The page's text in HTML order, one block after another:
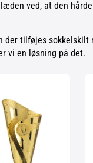
ved, at den
tilføjes
vi en løsning på det.